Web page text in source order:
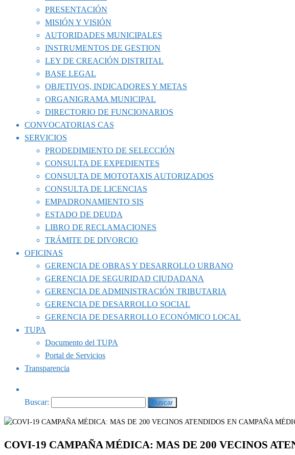
PRESENTACIÓN
MISIÓN Y VISIÓN
AUTORIDADES MUNICIPALES
INSTRUMENTOS DE GESTION
LEY DE CREACIÓN DISTRITAL
BASE LEGAL
OBJETIVOS, INDICADORES Y METAS
ORGANIGRAMA MUNICIPAL
DIRECTORIO DE FUNCIONARIOS
CONVOCATORIAS CAS
SERVICIOS
PRODEDIMIENTO DE SELECCIÓN
CONSULTA DE EXPEDIENTES
CONSULTA DE MOTOTAXIS AUTORIZADOS
CONSULTA DE LICENCIAS
EMPADRONAMIENTO SIS
ESTADO DE DEUDA
LIBRO DE RECLAMACIONES
TRÁMITE DE DIVORCIO
OFICINAS
GERENCIA DE OBRAS Y DESARROLLO URBANO
GERENCIA DE SEGURIDAD CIUDADANA
GERENCIA DE ADMINISTRACIÓN TRIBUTARIA
GERENCIA DE DESARROLLO SOCIAL
GERENCIA DE DESARROLLO ECONÓMICO LOCAL
TUPA
Documento del TUPA
Portal de Servicios
Transparencia
Buscar:
COVI-19 CAMPAÑA MÉDICA: MAS DE 200 VECINOS